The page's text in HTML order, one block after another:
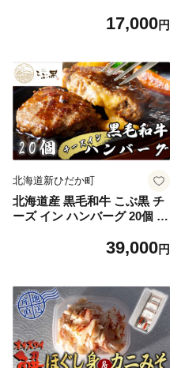
17,000円
北海道新ひだか町
北海道産 黒毛和牛 こぶ黒 チ
ーズ イン ハンバーグ 20個 【
39,000円